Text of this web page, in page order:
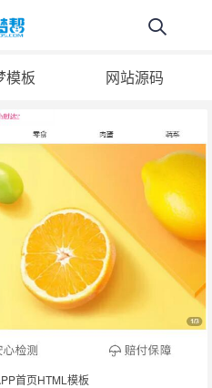
模板 网站源码
首页HTML模板